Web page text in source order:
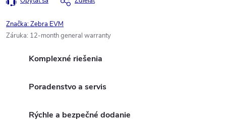
Značka:Zebra EVM
Záruka: 12-month general warranty
Komplexné riešenia
Poradenstvo a servis
Rýchle a bezpečné dodanie